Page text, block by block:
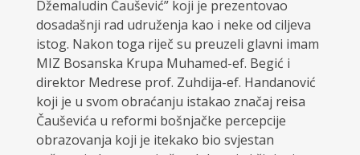
Džemaludin Čaušević” koji je prezentovao
dosadašnji rad udruženja kao i neke od ciljeva
istog. Nakon toga riječ su preuzeli glavni imam
MIZ Bosanska Krupa Muhamed-ef. Begić i
direktor Medrese prof. Zuhdija-ef. Handanović
koji je u svom obraćanju istakao značaj reisa
Čauševića u reformi bošnjačke percepcije
obrazovanja koji je itekako bio svjestan